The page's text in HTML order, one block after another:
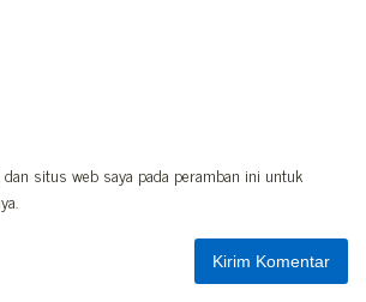
dan situs web saya pada peramban ini untuk